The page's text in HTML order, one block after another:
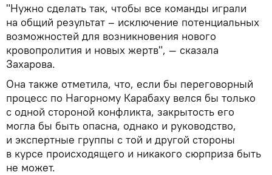
"Нужно сделать так, чтобы все команды играли
на общий результат – исключение потенциальных
возможностей для возникновения нового
кровопролития и новых жертв", — сказала
Захарова.
Она также отметила, что, если бы переговорный
процесс по Нагорному Карабаху велся бы только
с одной стороной конфликта, закрытость его
могла бы быть опасна, однако и руководство,
и экспертные группы с той и другой стороны
в курсе происходящего и никакого сюрприза быть
не может.